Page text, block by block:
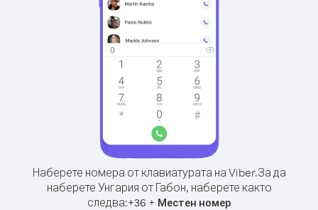
Наберете номера от клавиатурата на Viber.За да
наберете Унгария от Габон, наберете както
следва:+36 + Местен номер